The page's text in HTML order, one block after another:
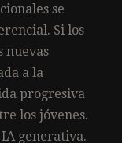
se
Si los
nuevas
a la
progresiva
los jóvenes.
generativa.